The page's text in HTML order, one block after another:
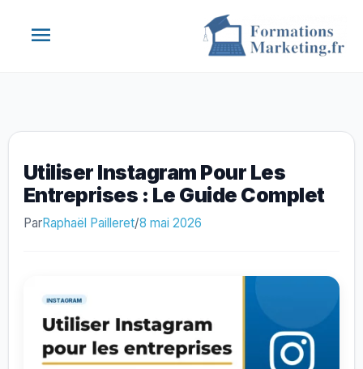
Menu
Utiliser Instagram Pour Les
Entreprises : Le Guide Complet
ParRaphaël Pailleret/8 mai 2026